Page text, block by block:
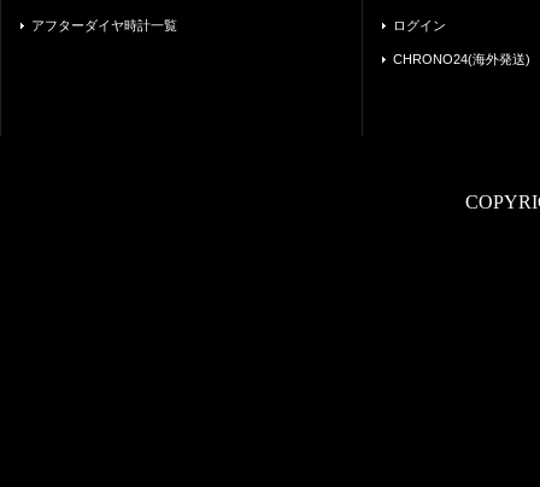
アフターダイヤ時計一覧 ログイン
CHRONO24(海外発送)